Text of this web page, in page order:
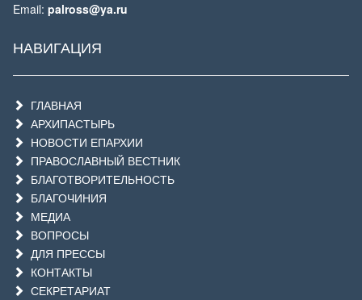
Email: palross@ya.ru
НАВИГАЦИЯ
ГЛАВНАЯ
АРХИПАСТЫРЬ
НОВОСТИ ЕПАРХИИ
ПРАВОСЛАВНЫЙ ВЕСТНИК
БЛАГОТВОРИТЕЛЬНОСТЬ
БЛАГОЧИНИЯ
МЕДИА
ВОПРОСЫ
ДЛЯ ПРЕССЫ
КОНТАКТЫ
СЕКРЕТАРИАТ